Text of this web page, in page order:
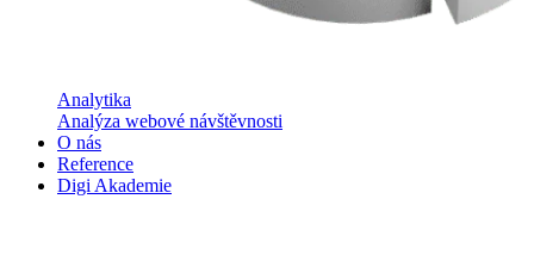
Analytika
Analýza webové návštěvnosti
O nás
Reference
Digi Akademie